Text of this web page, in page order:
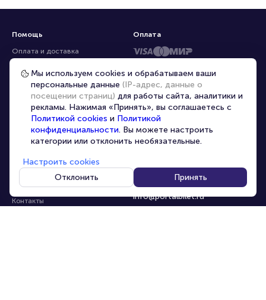
Помощь
Оплата и доставка
Частые вопросы
Перепродажа билетов
Организаторам
Корпоративным клиентам
VIP-билеты
Персональные данные
О компании
Контакты
8-800-500-42-62
8-499-226-15-14
info@portalbilet.ru
С 10:00 до 21:00,
Оплата
Мы используем cookies и обрабатываем ваши
персональные данные (IP-адрес, данные о
посещении страниц) для работы сайта, аналитики и
рекламы. Нажимая «Принять», вы соглашаетесь с
Политикой cookies и Политикой
конфиденциальности. Вы можете настроить
категории или отклонить необязательные.
Настроить cookies
Отклонить
Принять